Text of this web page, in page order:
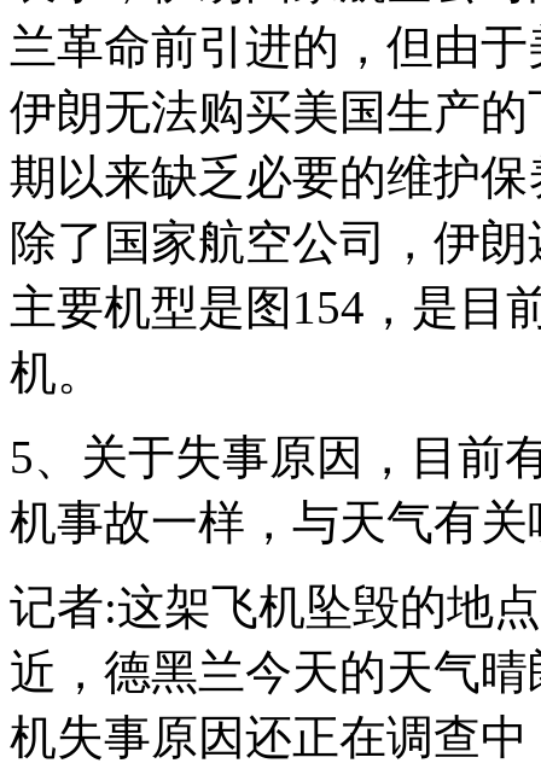
兰革命前引进的，但由
伊朗无法购买美国生产
期以来缺乏必要的维护
除了国家航空公司，伊
主要机型是图154，是目
机。
5、关于失事原因，目前
机事故一样，与天气有关
记者:这架飞机坠毁的地
近，德黑兰今天的天气
机失事原因还正在调查